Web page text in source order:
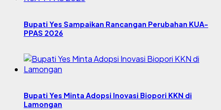
Bupati Yes Sampaikan Rancangan Perubahan KUA-
PPAS 2026
Bupati Yes Minta Adopsi Inovasi Biopori KKN di
Lamongan